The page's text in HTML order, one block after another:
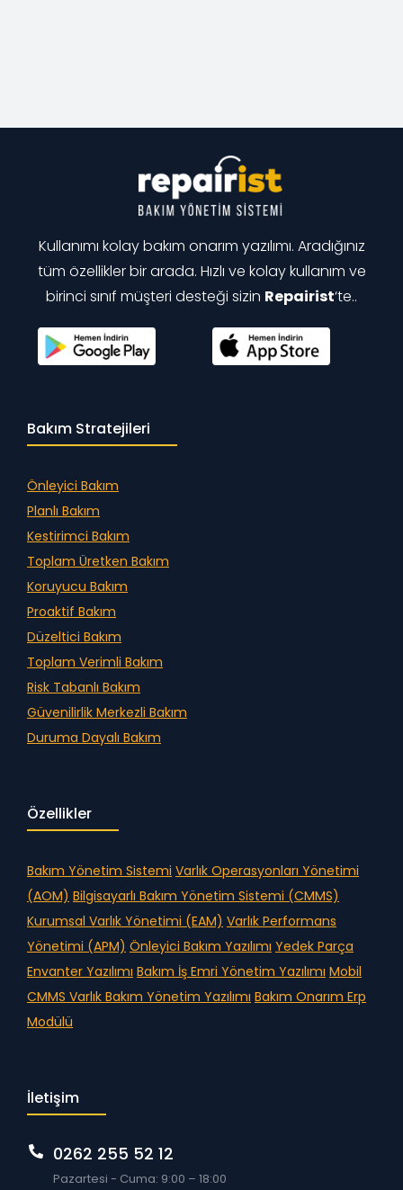
Kullanımı kolay bakım onarım yazılımı. Aradığınız
tüm özellikler bir arada. Hızlı ve kolay kullanım ve
birinci sınıf müşteri desteği sizin Repairist‘te..
Bakım Stratejileri
Önleyici Bakım
Planlı Bakım
Kestirimci Bakım
Toplam Üretken Bakım
Koruyucu Bakım
Proaktif Bakım
Düzeltici Bakım
Toplam Verimli Bakım
Risk Tabanlı Bakım
Güvenilirlik Merkezli Bakım
Duruma Dayalı Bakım
Özellikler
Bakım Yönetim Sistemi Varlık Operasyonları Yönetimi
(AOM) Bilgisayarlı Bakım Yönetim Sistemi (CMMS)
Kurumsal Varlık Yönetimi (EAM) Varlık Performans
Yönetimi (APM) Önleyici Bakım Yazılımı Yedek Parça
Envanter Yazılımı Bakım İş Emri Yönetim Yazılımı Mobil
CMMS Varlık Bakım Yönetim Yazılımı Bakım Onarım Erp
Modülü
İletişim
0262 255 52 12
Pazartesi - Cuma: 9:00 – 18:00